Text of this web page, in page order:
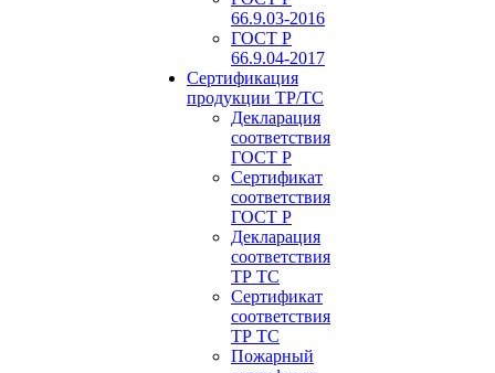
66.9.03-2016
ГОСТ Р
66.9.04-2017
Сертификация
продукции ТР/ТС
Декларация
соответствия
ГОСТ Р
Сертификат
соответствия
ГОСТ Р
Декларация
соответствия
ТР ТС
Сертификат
соответствия
ТР ТС
Пожарный